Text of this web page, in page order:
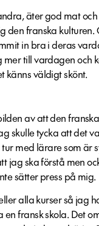
äter god mat
den franska
in bra i deras
mer till vardagen och
känns väldigt skönt.
av att den
skulle tycka att det
med lärare som är
jag ska förstå men
sätter press på mig.
alla kurser så jag
en fransk skola. Det